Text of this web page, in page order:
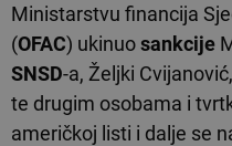
Ministarstvu financija
(OFAC) ukinuosankcije
SNSD-a, Željki
te drugim osobama i
američkoj listi i dalje se